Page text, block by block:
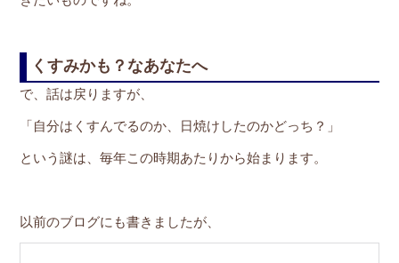
くすみかも？なあなたへ
で、話は戻りますが、
「自分はくすんでるのか、日焼けしたのかどっち？」
という謎は、毎年この時期あたりから始まります。
以前のブログにも書きましたが、